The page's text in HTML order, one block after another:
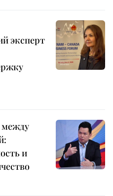
эксперт
и